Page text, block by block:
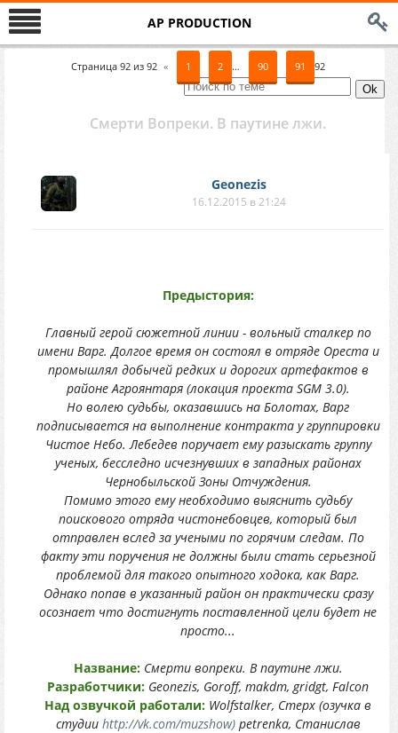
AP PRODUCTION
Страница 92из 92 « 1 2 … 90 91 92
Смерти Вопреки. В паутине лжи.
Geonezis
16.12.2015 в 21:24
Предыстория:
Главный герой сюжетной линии - вольный сталкер по
имени Варг. Долгое время он состоял в отряде Ореста и
промышлял добычей редких и дорогих артефактов в
районе Агроянтаря (локация проекта SGM 3.0).
Но волею судьбы, оказавшись на Болотах, Варг
подписывается на выполнение контракта у группировки
Чистое Небо. Лебедев поручает ему разыскать группу
ученых, бесследно исчезнувших в западных районах
Чернобыльской Зоны Отчуждения.
Помимо этого ему необходимо выяснить судьбу
поискового отряда чистонебовцев, который был
отправлен вслед за учеными по горячим следам. По
факту эти поручения не должны были стать серьезной
проблемой для такого опытного ходока, как Варг.
Однако попав в указанный район он практически сразу
осознает что достигнуть поставленной цели будет не
просто...
Название: Смерти вопреки. В паутине лжи.
Разработчики: Geonezis, Goroff, makdm, gridgt, Falcon
Над озвучкой работали: Wolfstalker, Стерх (озучка в
студии http://vk.com/muzshow)petrenka, Станислав